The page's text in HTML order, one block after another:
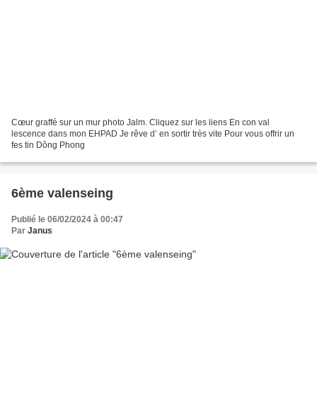
Cœur graffé sur un mur photo Jalm. Cliquez sur les liens En con val
lescence dans mon EHPAD Je rêve d’ en sortir très vite Pour vous offrir un
fes tin Dông Phong
6ème valenseing
Publié le 06/02/2024 à 00:47
Par Janus